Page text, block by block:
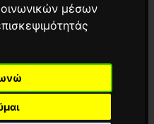
μέσων